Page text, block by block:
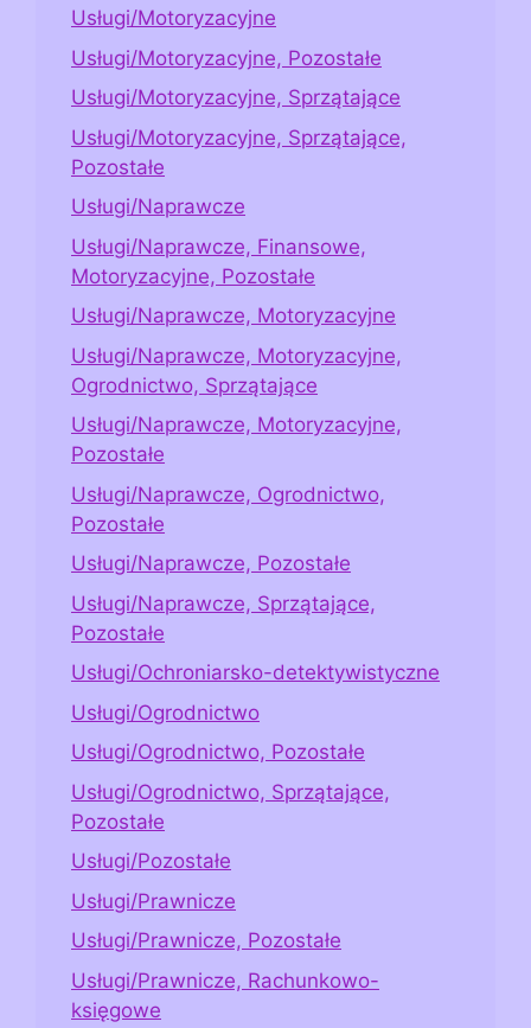
Usługi/Motoryzacyjne
Usługi/Motoryzacyjne, Pozostałe
Usługi/Motoryzacyjne, Sprzątające
Usługi/Motoryzacyjne, Sprzątające,
Pozostałe
Usługi/Naprawcze
Usługi/Naprawcze, Finansowe,
Motoryzacyjne, Pozostałe
Usługi/Naprawcze, Motoryzacyjne
Usługi/Naprawcze, Motoryzacyjne,
Ogrodnictwo, Sprzątające
Usługi/Naprawcze, Motoryzacyjne,
Pozostałe
Usługi/Naprawcze, Ogrodnictwo,
Pozostałe
Usługi/Naprawcze, Pozostałe
Usługi/Naprawcze, Sprzątające,
Pozostałe
Usługi/Ochroniarsko-detektywistyczne
Usługi/Ogrodnictwo
Usługi/Ogrodnictwo, Pozostałe
Usługi/Ogrodnictwo, Sprzątające,
Pozostałe
Usługi/Pozostałe
Usługi/Prawnicze
Usługi/Prawnicze, Pozostałe
Usługi/Prawnicze, Rachunkowo-
księgowe